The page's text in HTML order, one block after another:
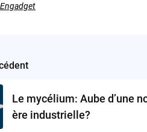
Engadget
Le mycélium: Aube d’une
ère industrielle?